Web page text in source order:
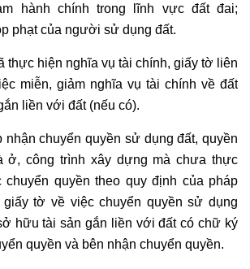
hành chính trong lĩnh vực đất đai;
phạt của người sử dụng đất.
thực hiện nghĩa vụ tài chính, giấy tờ liên
miễn, giảm nghĩa vụ tài chính về đất
liền với đất (nếu có).
chuyển quyền sử dụng đất, quyền
ở, công trình xây dựng mà chưa thực
chuyển quyền theo quy định của pháp
giấy tờ về việc chuyển quyền sử dụng
hữu tài sản gắn liền với đất có chữ ký
quyền và bên nhận chuyển quyền.